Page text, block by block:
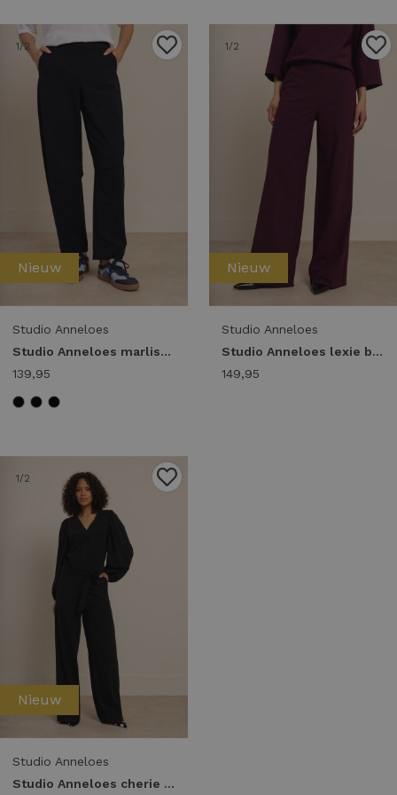
1/2
Nieuw
Studio Anneloes
Studio Anneloes marlise barrel trousers 94861 Broek 6900 dark blue
139,95
1/2
Nieuw
Studio Anneloes
Studio Anneloes lexie bonded trousers 94802 Broek 3800 blackberry
149,95
1/2
Nieuw
Studio Anneloes
Studio Anneloes cherie jumpsuit 94854 Jumpsuit 9000 black